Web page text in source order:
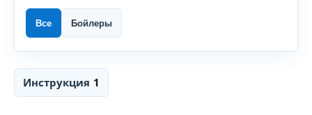
Все Бойлеры
Инструкция 1